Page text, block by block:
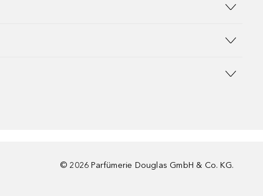
© 2026 Parfümerie Douglas GmbH & Co. KG.